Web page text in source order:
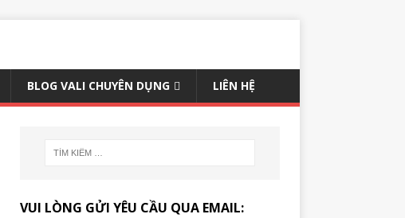
BLOG VALI CHUYÊN DỤNG LIÊN HỆ
VUI LÒNG GỬI YÊU CẦU QUA EMAIL: